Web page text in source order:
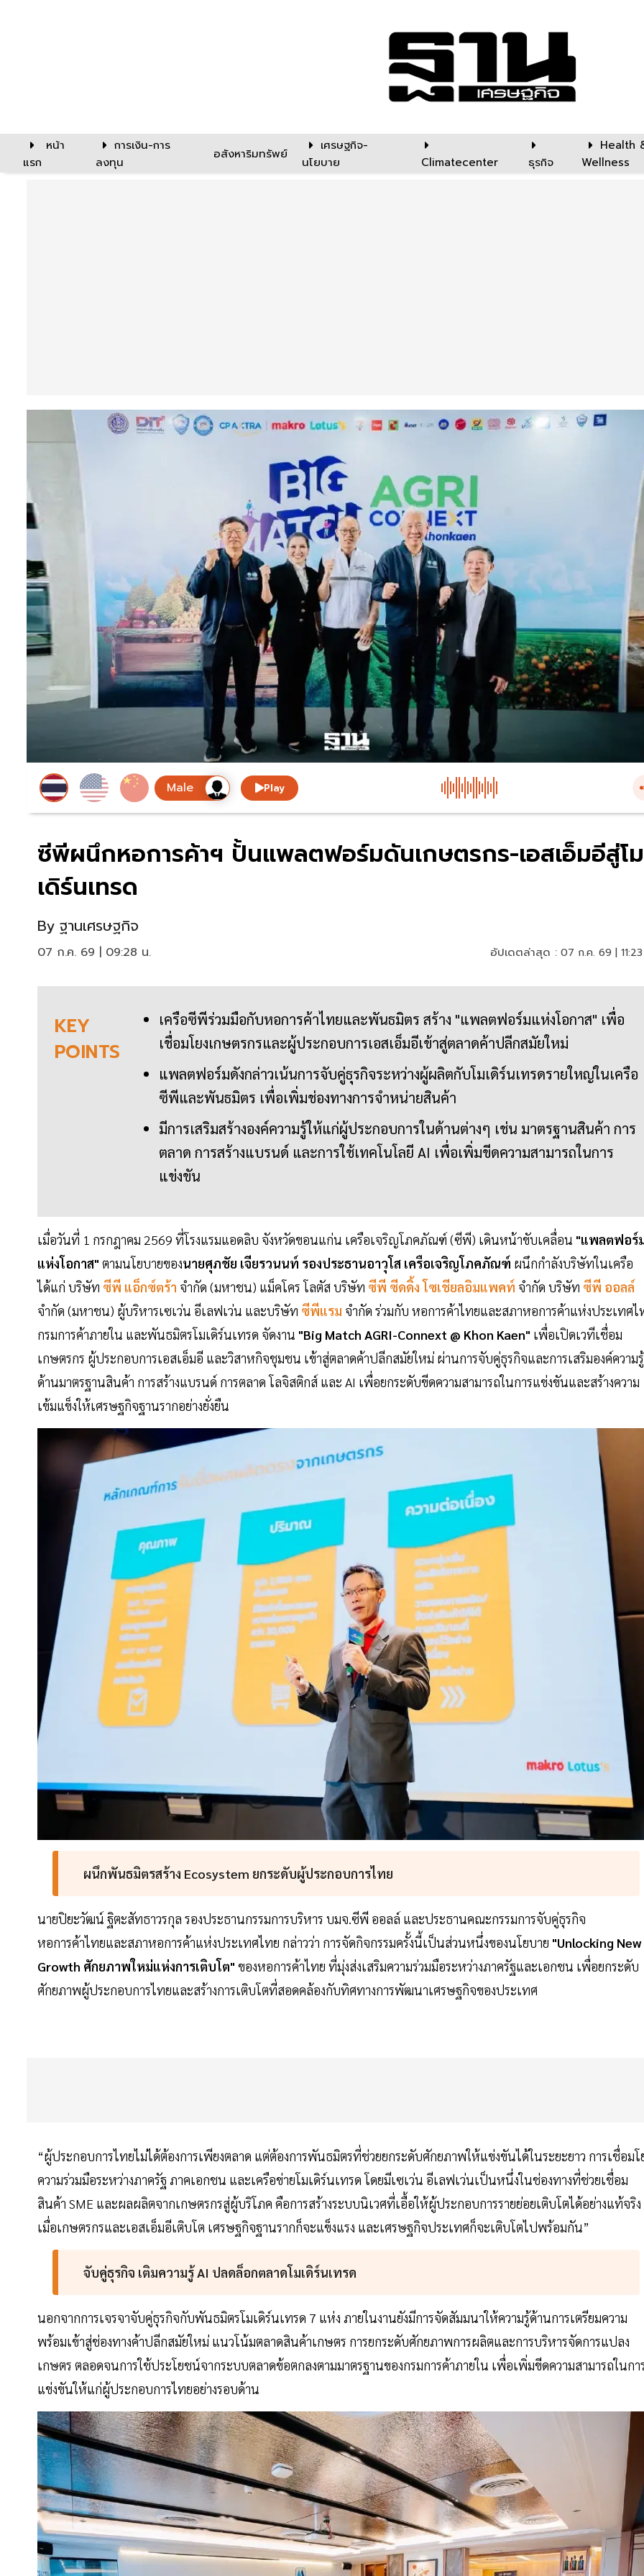
หน้า
แรก
การเงิน-การ
ลงทุน
อสังหาริมทรัพย์
เศรษฐกิจ-
นโยบาย
Climatecenter ธุรกิจ
Health
Wellness
Play
ซีพีผนึกหอการค้าฯ ปั้นแพลตฟอร์มดันเกษตรกร-เอสเอ็มอีสู่โม
เดิร์นเทรด
By ฐานเศรษฐกิจ
07 ก.ค. 69 | 09:28 น. อัปเดตล่าสุด : 07 ก.ค. 69 |
KEY
POINTS
เครือซีพีร่วมมือกับหอการค้าไทยและพันธมิตร สร้าง "แพลตฟอร์มแห่งโอกาส" เพื่อ
เชื่อมโยงเกษตรกรและผู้ประกอบการเอสเอ็มอีเข้าสู่ตลาดค้าปลีกสมัยใหม่
แพลตฟอร์มดังกล่าวเน้นการจับคู่ธุรกิจระหว่างผู้ผลิตกับโมเดิร์นเทรดรายใหญ่ในเครือ
ซีพีและพันธมิตร เพื่อเพิ่มช่องทางการจำหน่ายสินค้า
มีการเสริมสร้างองค์ความรู้ให้แก่ผู้ประกอบการในด้านต่างๆ เช่น มาตรฐานสินค้า การ
ตลาด การสร้างแบรนด์ และการใช้เทคโนโลยี AI เพื่อเพิ่มขีดความสามารถในการ
แข่งขัน
เมื่อวันที่ 1 กรกฎาคม 2569 ที่โรงแรมแอดลิบ จังหวัดขอนแก่น เครือเจริญโภคภัณฑ์ (ซีพี) เดินหน้าขับเคลื่อน "แพลตฟอร์
แห่งโอกาส" ตามนโยบายของนายศุภชัย เจียรวนนท์ รองประธานอาวุโส เครือเจริญโภคภัณฑ์ ผนึกกำลังบริษัทในเครือ
ได้แก่ บริษัท ซีพี แอ็กซ์ตร้า จำกัด (มหาชน) แม็คโคร โลตัส บริษัท ซีพี ซีดดิ้ง โซเชียลอิมแพคท์ จำกัด บริษัท ซีพี ออลล์
จำกัด (มหาชน) ผู้บริหารเซเว่น อีเลฟเว่น และบริษัท ซีพีแรม จำกัด ร่วมกับ หอการค้าไทยและสภาหอการค้าแห่งประเทศไ
กรมการค้าภายใน และพันธมิตรโมเดิร์นเทรด จัดงาน "Big Match AGRI-Connext @ Khon Kaen" เพื่อเปิดเวทีเชื่อม
เกษตรกร ผู้ประกอบการเอสเอ็มอี และวิสาหกิจชุมชน เข้าสู่ตลาดค้าปลีกสมัยใหม่ ผ่านการจับคู่ธุรกิจและการเสริมองค์ความรู้
ด้านมาตรฐานสินค้า การสร้างแบรนด์ การตลาด โลจิสติกส์ และ AI เพื่อยกระดับขีดความสามารถในการแข่งขันและสร้างความ
เข้มแข็งให้เศรษฐกิจฐานรากอย่างยั่งยืน
ผนึกพันธมิตรสร้าง Ecosystem ยกระดับผู้ประกอบการไทย
นายปิยะวัฒน์ ฐิตะสัทธาวรกุล รองประธานกรรมการบริหาร บมจ.ซีพี ออลล์ และประธานคณะกรรมการจับคู่ธุรกิจ
หอการค้าไทยและสภาหอการค้าแห่งประเทศไทย กล่าวว่า การจัดกิจกรรมครั้งนี้เป็นส่วนหนึ่งของนโยบาย "Unlocking New
Growth ศักยภาพใหม่แห่งการเติบโต" ของหอการค้าไทย ที่มุ่งส่งเสริมความร่วมมือระหว่างภาครัฐและเอกชน เพื่อยกระดับ
ศักยภาพผู้ประกอบการไทยและสร้างการเติบโตที่สอดคล้องกับทิศทางการพัฒนาเศรษฐกิจของประเทศ
“ผู้ประกอบการไทยไม่ได้ต้องการเพียงตลาด แต่ต้องการพันธมิตรที่ช่วยยกระดับศักยภาพให้แข่งขันได้ในระยะยาว การเชื่อมโ
ความร่วมมือระหว่างภาครัฐ ภาคเอกชน และเครือข่ายโมเดิร์นเทรด โดยมีเซเว่น อีเลฟเว่นเป็นหนึ่งในช่องทางที่ช่วยเชื่อม
สินค้า SME และผลผลิตจากเกษตรกรสู่ผู้บริโภค คือการสร้างระบบนิเวศที่เอื้อให้ผู้ประกอบการรายย่อยเติบโตได้อย่างแท้จริง
เมื่อเกษตรกรและเอสเอ็มอีเติบโต เศรษฐกิจฐานรากก็จะแข็งแรง และเศรษฐกิจประเทศก็จะเติบโตไปพร้อมกัน”
จับคู่ธุรกิจ เติมความรู้ AI ปลดล็อกตลาดโมเดิร์นเทรด
นอกจากการเจรจาจับคู่ธุรกิจกับพันธมิตรโมเดิร์นเทรด 7 แห่ง ภายในงานยังมีการจัดสัมมนาให้ความรู้ด้านการเตรียมความ
พร้อมเข้าสู่ช่องทางค้าปลีกสมัยใหม่ แนวโน้มตลาดสินค้าเกษตร การยกระดับศักยภาพการผลิตและการบริหารจัดการแปลง
เกษตร ตลอดจนการใช้ประโยชน์จากระบบตลาดข้อตกลงตามมาตรฐานของกรมการค้าภายใน เพื่อเพิ่มขีดความสามารถในกา
แข่งขันให้แก่ผู้ประกอบการไทยอย่างรอบด้าน